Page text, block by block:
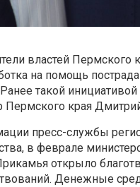
властей Пермского
на помощь
такой
Пермского края
пресс-службы
в феврале
открыло
Денежные